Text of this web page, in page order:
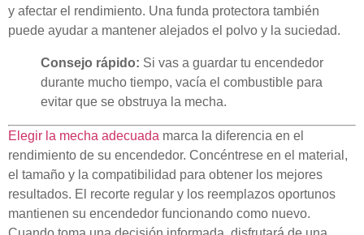
y afectar el rendimiento. Una funda protectora también
puede ayudar a mantener alejados el polvo y la suciedad.
Consejo rápido: Si vas a guardar tu encendedor
durante mucho tiempo, vacía el combustible para
evitar que se obstruya la mecha.
Elegir la mecha adecuada marca la diferencia en el
rendimiento de su encendedor. Concéntrese en el material,
el tamaño y la compatibilidad para obtener los mejores
resultados. El recorte regular y los reemplazos oportunos
mantienen su encendedor funcionando como nuevo.